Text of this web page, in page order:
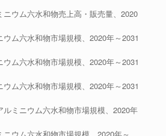
ウム六水和物売上高・販売量、2020
ム六水和物市場規模、2020年～2031
ム六水和物市場規模、2020年～2031
ム六水和物市場規模、2020年～2031
ミニウム六水和物市場規模、2020年
ウム六水和物市場規模、2020年～